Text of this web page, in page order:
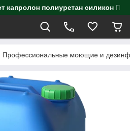
капролон полиуретан
Профессиональные моющие и